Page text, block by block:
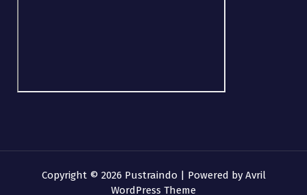
Copyright © 2026 Pustraindo | Powered by Avril
WordPress Theme